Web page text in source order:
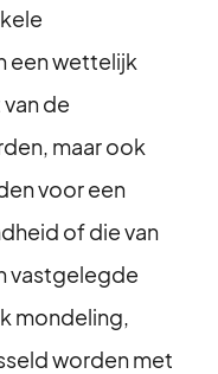
een wettelijk
de
maar ook
voor een
of die van
vastgelegde
mondeling,
worden met